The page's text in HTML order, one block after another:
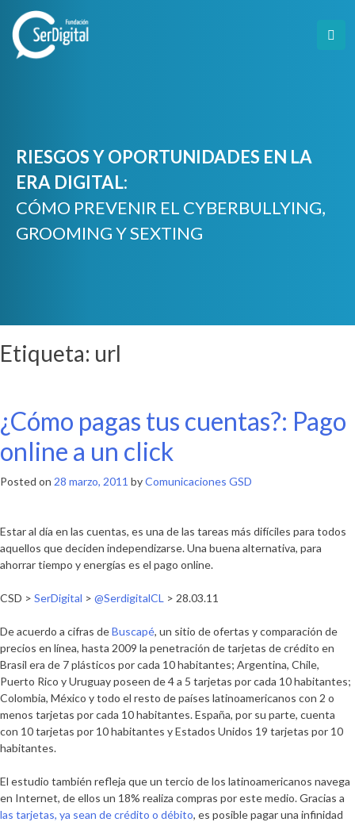
content
RIESGOS Y OPORTUNIDADES EN LA
ERA DIGITAL:
CÓMO PREVENIR EL CYBERBULLYING,
GROOMING Y SEXTING
Etiqueta: url
¿Cómo pagas tus cuentas?: Pago
online a un click
Posted on 28 marzo, 2011 byComunicaciones GSD
Estar al día en las cuentas, es una de las tareas más difíciles para todos
aquellos que deciden independizarse. Una buena alternativa, para
ahorrar tiempo y energías es el pago online.
CSD > SerDigital > @SerdigitalCL > 28.03.11
De acuerdo a cifras deBuscapé, un sitio de ofertas y comparación de
precios en línea, hasta 2009 la penetración de tarjetas de crédito en
Brasil era de 7 plásticos por cada 10 habitantes; Argentina, Chile,
Puerto Rico y Uruguay poseen de 4 a 5 tarjetas por cada 10 habitantes;
Colombia, México y todo el resto de países latinoamericanos con 2 o
menos tarjetas por cada 10 habitantes. España, por su parte, cuenta
con 10 tarjetas por 10 habitantes y Estados Unidos 19 tarjetas por 10
habitantes.
El estudio también refleja que un tercio de los latinoamericanos navega
en Internet, de ellos un 18% realiza compras por este medio. Gracias a
las tarjetas, ya sean de crédito o débito, es posible pagar una infinidad